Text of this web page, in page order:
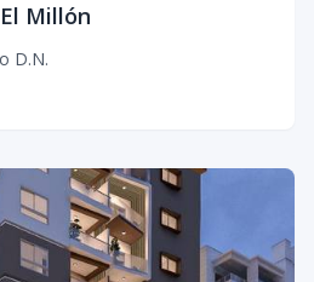
Millón
D.N.